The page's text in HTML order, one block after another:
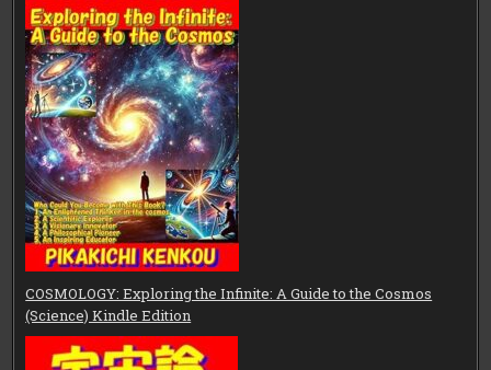
COSMOLOGY: Exploring the Infinite: A Guide to the Cosmos
(Science) Kindle Edition